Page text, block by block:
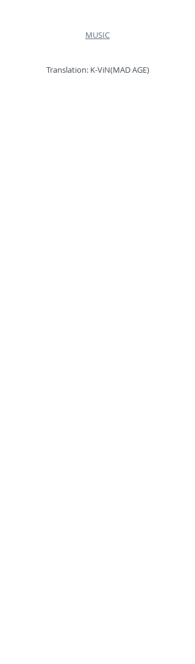
MUSIC
Translation: K-ViN(MAD AGE)